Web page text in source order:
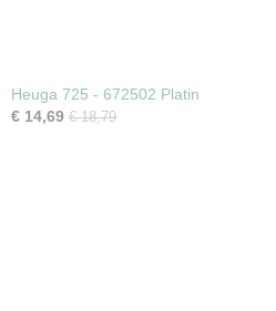
Heuga 725 - 672502 Platin
€ 14,69 € 18,79